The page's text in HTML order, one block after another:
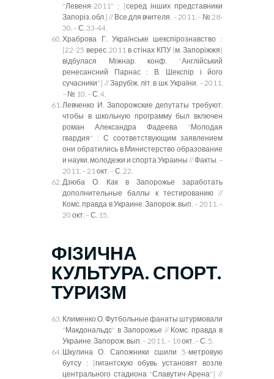
"Левеня-2011" : [серед інших представники
Запоріз. обл. ] // Все для вчителя. – 2011. – № 28-
30. – С. 33-44.
Храброва Г. Українське шекспірознавство :
[22-25 верес. 2011 в стінах КПУ (м. Запоріжжя)
відбулася Міжнар. конф. "Англійський
ренесансний Парнас : В. Шекспір і його
сучасники"] // Зарубіж. літ. в шк. України. – 2011.
– № 10. – С. 4.
Левченко И. Запорожские депутаты требуют,
чтобы в школьную программу был включен
роман Александра Фадеева "Молодая
гвардия" : С соответствующим заявлением
они обратились в Министерство образование
и науки, молодежи и спорта Украины // Факты. –
2011. – 21 окт. – С. 22.
Дзюба О. Как в Запорожье заработать
дополнительные баллы к тестированию //
Комс. правда в Украине. Запорож. вып. – 2011. –
20 окт. – С. 15.
ФІЗИЧНА
КУЛЬТУРА. СПОРТ.
ТУРИЗМ
Клименко О. Футбольные фанаты штурмовали
"Макдональдс" в Запорожье // Комс. правда в
Украине. Запорож. вып. – 2011. – 18 окт. – С. 5.
ШкулинаО . Сапожники сшили 5-метровую
бутсу : [гигантскую обувь установят возле
центрального стадиона "Славутич-Арена"] //